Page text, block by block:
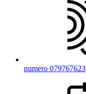
numero 079767623